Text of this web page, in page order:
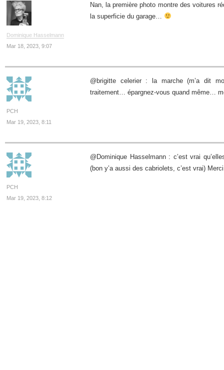
Dominique Hasselmann
Mar 18, 2023, 9:07
Nan, la première photo montre des voitures
la superficie du garage…
PCH
Mar 19, 2023, 8:11
@brigitte celerier : la marche (m’a dit
traitement… épargnez-vous quand même…
PCH
Mar 19, 2023, 8:12
@Dominique Hasselmann : c’est vrai
(bon y’a aussi des cabriolets, c’est vrai)